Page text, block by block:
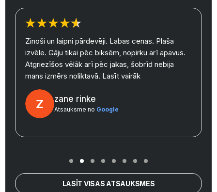
Zinoši un laipni pārdevēji. Labas cenas. Plaša
izvēle. Gāju tikai pēc biksēm, nopirku arī apavus.
Atgriezīšos vēlāk arī pēc jakas, šobrīd nebija
mans izmērs noliktavā. Lasīt vairāk
zane rinke
Atsauksme no Google
LASĪT VISAS ATSAUKSMES